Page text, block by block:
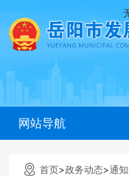
网站导航
首页>政务动态>通